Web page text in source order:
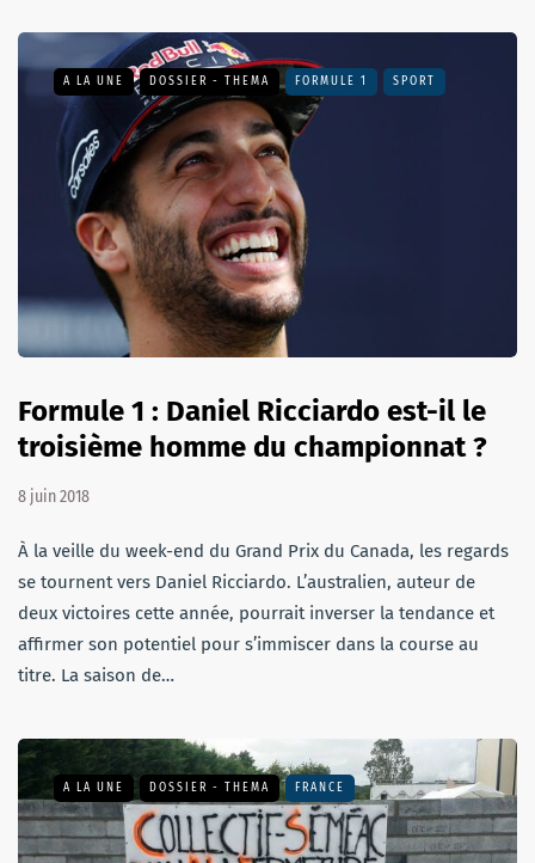
A LA UNE DOSSIER - THEMA FORMULE 1 SPORT
Formule 1 : Daniel Ricciardo est-il le
troisième homme du championnat ?
8 juin 2018
À la veille du week-end du Grand Prix du Canada, les regards
se tournent vers Daniel Ricciardo. L’australien, auteur de
deux victoires cette année, pourrait inverser la tendance et
affirmer son potentiel pour s’immiscer dans la course au
titre. La saison de…
A LA UNE DOSSIER - THEMA FRANCE